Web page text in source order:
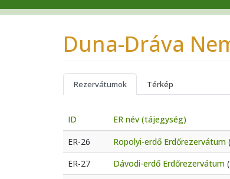
Duna-Dráva
Rezervátumok Térkép
ID ER név (tájegység)
ER-26
Ropolyi-erdő Erdőrezervátum
ER-27
Dávodi-erdő Erdőrezervátum